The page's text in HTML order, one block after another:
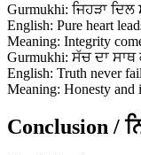
Gurmukhi: ਜਿਹੜਾ ਦਿਲ
English: Pure heart
Meaning: Integrity
Gurmukhi: ਸੱਚ ਦਾ ਸਾਥ
English: Truth never
Meaning: Honesty and
Conclusion /